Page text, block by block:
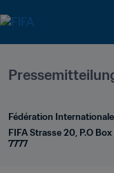
Fédération
FIFA Strasse 20, P.O
7777